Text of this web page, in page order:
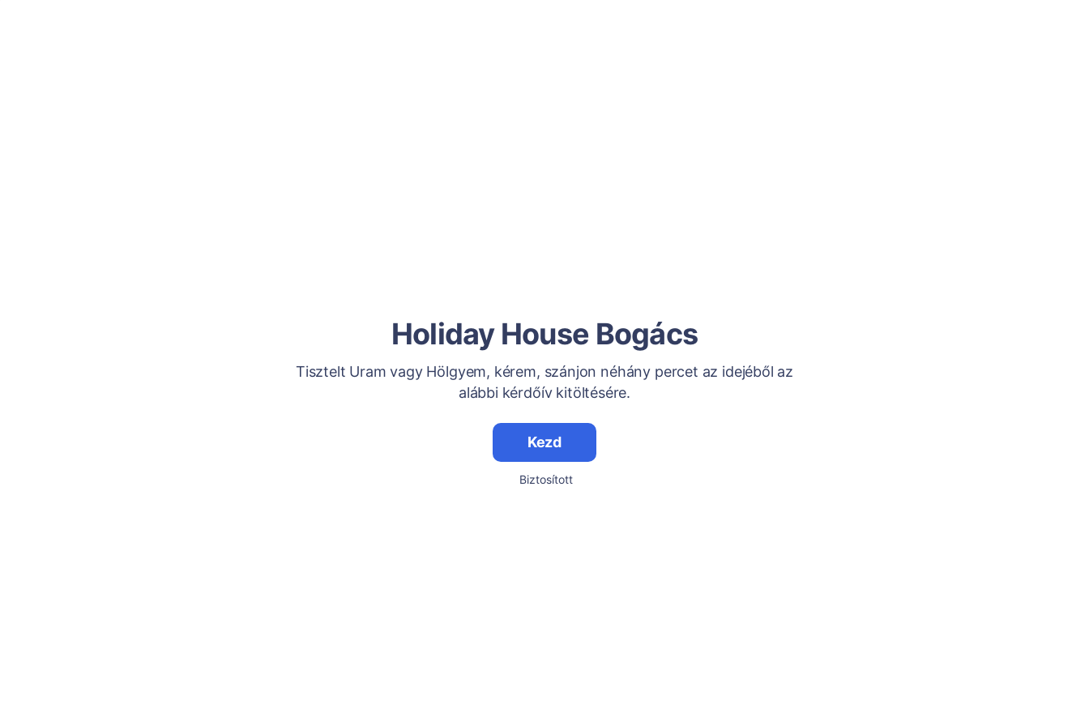
Holiday House Bogács
Tisztelt Uram vagy Hölgyem, kérem, szánjon néhány percet az idejéből az
alábbi kérdőív kitöltésére.
Kezd
Biztosított